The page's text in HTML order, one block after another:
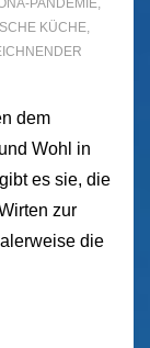
PANDEMIE,
KÜCHE,
dem
Wohl in
es sie, die
zur
die